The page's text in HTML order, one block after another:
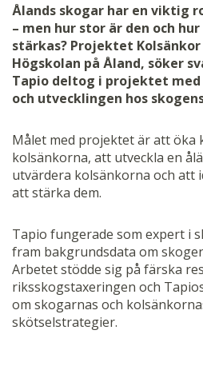
Ålands skogar har en viktig
– men hur stor är den och
stärkas? Projektet
Högskolan på Åland, söker
Tapio deltog i projektet
och utvecklingen hos
Målet med projektet är att öka
kolsänkorna, att utveckla en
utvärdera kolsänkorna och att
att stärka dem.
Tapio fungerade som expert i
fram bakgrundsdata om
Arbetet stödde sig på färska
riksskogstaxeringen och
om skogarnas och
skötselstrategier.